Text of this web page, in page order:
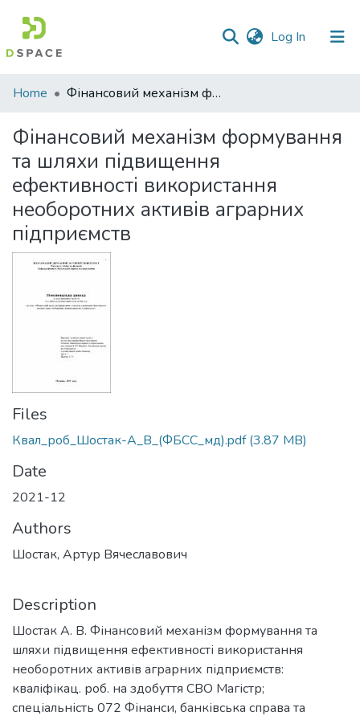
Log In (current)
Communities
Collections
All of DSpace
Statistics
Home Фінансовий механізм формування та шляхи підвищення ефективності використання необоротних активів аграрних підприємств
Фінансовий механізм формування
та шляхи підвищення
ефективності використання
необоротних активів аграрних
підприємств
Files
Квал_роб_Шостак-А_В_(ФБСС_мд).pdf(3.87 MB)
Date
2021-12
Authors
Шостак, Артур Вячеславович
Description
Шостак А. В. Фінансовий механізм формування та
шляхи підвищення ефективності використання
необоротних активів аграрних підприємств:
кваліфікац. роб. на здобуття СВО Магістр;
спеціальність 072 Фінанси, банківська справа та